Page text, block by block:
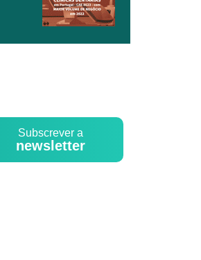
Subscrever a
newsletter